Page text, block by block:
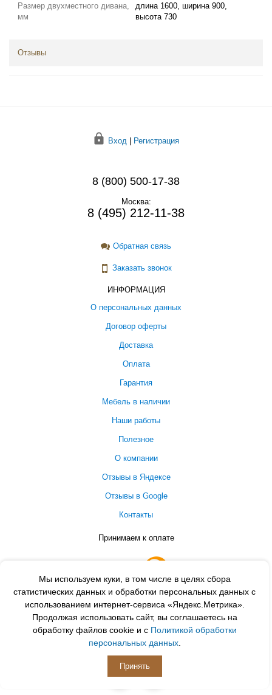
Размер двухместного дивана,
мм
длина 1600, ширина 900,
высота 730
Отзывы
Мы используем куки, в том числе в целях сбора
статистических данных и обработки персональных данных с
использованием интернет-сервиса «Яндекс.Метрика».
Продолжая использовать сайт, вы соглашаетесь на
обработку файлов cookie и с Политикой обработки
персональных данных.
Принять
Вход | Регистрация
8 (800) 500-17-38
Москва:
8 (495) 212-11-38
Обратная связь
Заказать звонок
ИНФОРМАЦИЯ
О персональных данных
Договор оферты
Доставка
Оплата
Гарантия
Мебель в наличии
Наши работы
Полезное
О компании
Отзывы в Яндексе
Отзывы в Google
Контакты
Принимаем к оплате
ПОДПИСЫВАЙСЯ